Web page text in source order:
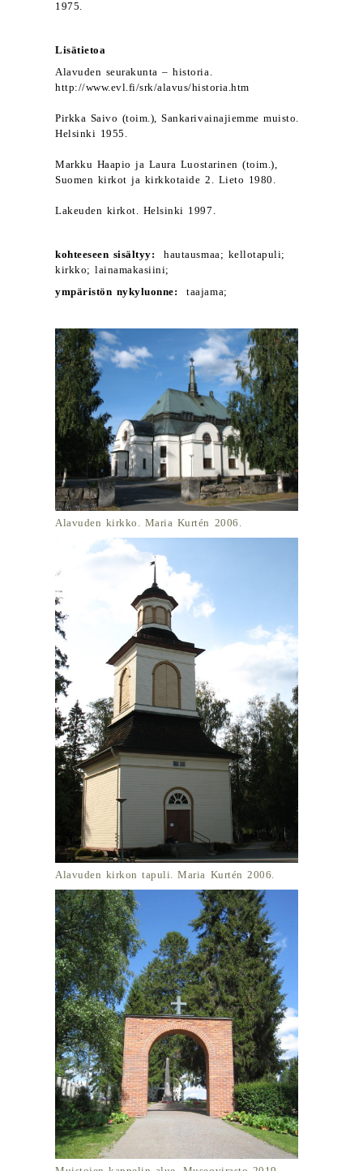
1975.
Lisätietoa
Alavuden seurakunta – historia.
http://www.evl.fi/srk/alavus/historia.htm
Pirkka Saivo (toim.), Sankarivainajiemme muisto.
Helsinki 1955.
Markku Haapio ja Laura Luostarinen (toim.),
Suomen kirkot ja kirkkotaide 2. Lieto 1980.
Lakeuden kirkot. Helsinki 1997.
kohteeseen sisältyy: hautausmaa; kellotapuli;
kirkko; lainamakasiini;
ympäristön nykyluonne: taajama;
Alavuden kirkko. Maria Kurtén 2006.
Alavuden kirkon tapuli. Maria Kurtén 2006.